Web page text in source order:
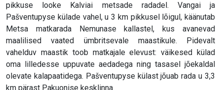
pikkuse looke Kalviai metsade radadel. Vangai ja
Pašventupyse külade vahel, u 3 km pikkusel lõigul, käänutab
Metsa matkarada Nemunase kallastel, kus avanevad
maalilised vaated ümbritsevale maastikule. Pidevalt
vahelduv maastik toob matkajale elevust: väikesed külad
oma lilledesse uppuvate aedadega ning tasasel jõekaldal
olevate kalapaatidega. Pašventupyse külast jõuab rada u 3,3
km pärast Pakuonise kesklinna.